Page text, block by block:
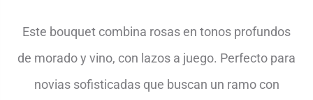
Este bouquet combina rosas en tonos profundos
de morado y vino, con lazos a juego. Perfecto para
novias sofisticadas que buscan un ramo con